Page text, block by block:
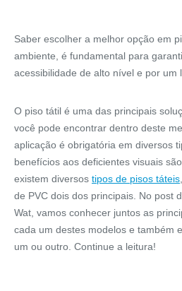
Saber escolher a melhor opção em
ambiente, é fundamental para
acessibilidade de alto nível e por um
O piso tátil é uma das principais
você pode encontrar dentro deste
aplicação é obrigatória em diversos
benefícios aos deficientes visuais
existem diversos tipos de pisos táteis
de PVC dois dos principais. No post
Wat, vamos conhecer juntos as
cada um destes modelos e também
um ou outro. Continue a leitura!